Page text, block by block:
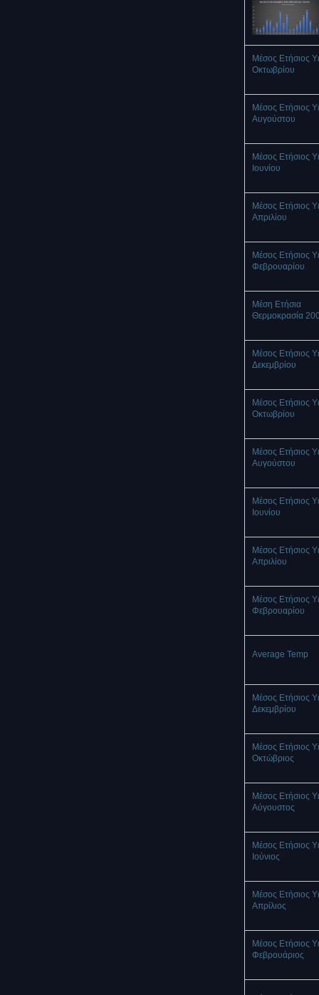
Μέσος Ετήσιος
Οκτωβρίου
Μέσος Ετήσιος
Αυγούστου
Μέσος Ετήσιος
Ιουνίου
Μέσος Ετήσιος
Απριλίου
Μέσος Ετήσιος
Φεβρουαρίου
Μέση Ετήσια
Θερμοκρασία
Μέσος Ετήσιος
Δεκεμβρίου
Μέσος Ετήσιος
Οκτωβρίου
Μέσος Ετήσιος
Αυγούστου
Μέσος Ετήσιος
Ιουνίου
Μέσος Ετήσιος
Απριλίου
Μέσος Ετήσιος
Φεβρουαρίου
Average Temp
Μέσος Ετήσιος
Δεκεμβρίου
Μέσος Ετήσιος
Οκτώβριος
Μέσος Ετήσιος
Αύγουστος
Μέσος Ετήσιος
Ιούνιος
Μέσος Ετήσιος
Απρίλιος
Μέσος Ετήσιος
Φεβρουάριος